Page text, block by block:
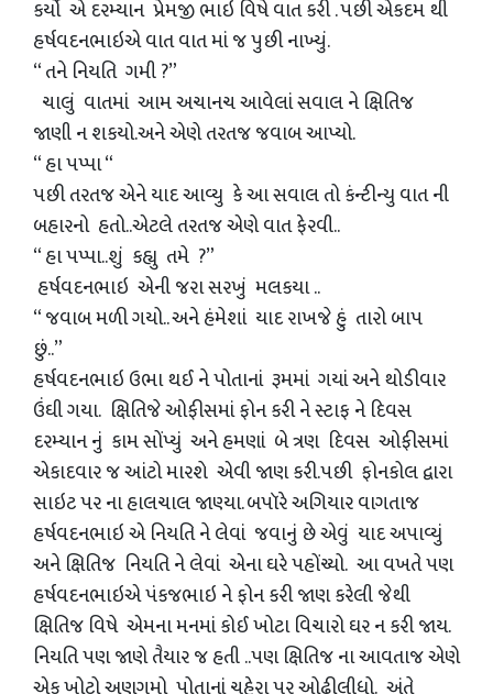
કર્યો એ દરમ્યાન પ્રેમજી ભાઇ વિષે વાત કરી . પછી એકદમ થી
હર્ષવદનભાઇએ વાત વાત માં જ પુછી નાખ્યું.
“ તને નિયતિ ગમી ?”
ચાલું વાતમાં આમ અચાનચ આવેલાં સવાલ ને ક્ષિતિજ
જાણી ન શકયો.અને એણે તરતજ જવાબ આપ્યો.
“ હા પપ્પા “
પછી તરતજ એને યાદ આવ્યુ કે આ સવાલ તો કંન્ટીન્યુ વાત ની
બહારનો હતો..એટલે તરતજ એણે વાત ફેરવી..
“ હા પપ્પા..શું કહ્યુ તમે ?”
હર્ષવદનભાઇ એની જરા સરખું મલકયા ..
“ જવાબ મળી ગયો.. અને હંમેશાં યાદ રાખજે હું તારો બાપ
છું..”
હર્ષવદનભાઇ ઉભા થઈ ને પોતાનાં રૂમમાં ગયાં અને થોડીવાર
ઉંઘી ગયા. ક્ષિતિજે ઓફીસમાં ફોન કરી ને સ્ટાફ ને દિવસ
દરમ્યાન નું કામ સોંપ્યું અને હમણાં બે ત્રણ દિવસ ઓફીસમાં
એકાદવાર જ આંટો મારશે એવી જાણ કરી.પછી ફોનકોલ દ્વારા
સાઇટ પર ના હાલચાલ જાણ્યા. બપૉરે અગિયાર વાગતાજ
હર્ષવદનભાઇ એ નિયતિ ને લેવાં જવાનું છે એવું યાદ અપાવ્યું
અને ક્ષિતિજ નિયતિ ને લેવાં એના ઘરે પહોંચ્યો. આ વખતે પણ
હર્ષવદનભાઇએ પંકજભાઇ ને ફોન કરી જાણ કરેલી જેથી
ક્ષિતિજ વિષે એમના મનમાં કોઈ ખોટા વિચારો ઘર ન કરી જાય.
નિયતિ પણ જાણે તૈયાર જ હતી ..પણ ક્ષિતિજ ના આવતાજ એણે